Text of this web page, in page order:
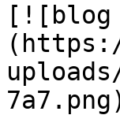
[![blog